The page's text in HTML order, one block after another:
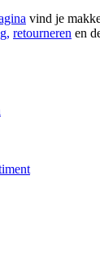
vind je
retourneren en